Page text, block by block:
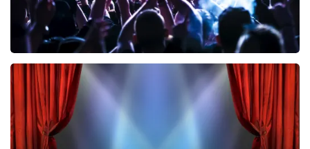
Megadeth
443 laatste 30 minuten
BESTEL NU